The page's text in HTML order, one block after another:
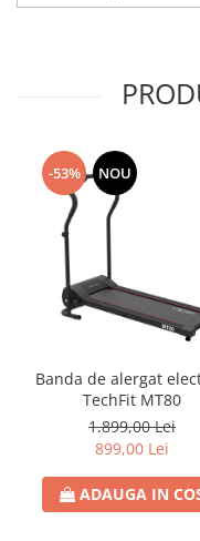
-53% NOU
Banda de alergat
TechFit MT80
1.899,00 Lei
899,00 Lei
ADAUGA IN